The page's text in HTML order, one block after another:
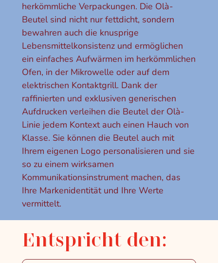
herkömmliche Verpackungen. Die Olà-
Beutel sind nicht nur fettdicht, sondern
bewahren auch die knusprige
Lebensmittelkonsistenz und ermöglichen
ein einfaches Aufwärmen im herkömmlichen
Ofen, in der Mikrowelle oder auf dem
elektrischen Kontaktgrill. Dank der
raffinierten und exklusiven generischen
Aufdrucken verleihen die Beutel der Olà-
Linie jedem Kontext auch einen Hauch von
Klasse. Sie können die Beutel auch mit
Ihrem eigenen Logo personalisieren und sie
so zu einem wirksamen
Kommunikationsinstrument machen, das
Ihre Markenidentität und Ihre Werte
vermittelt.
Entspricht den: